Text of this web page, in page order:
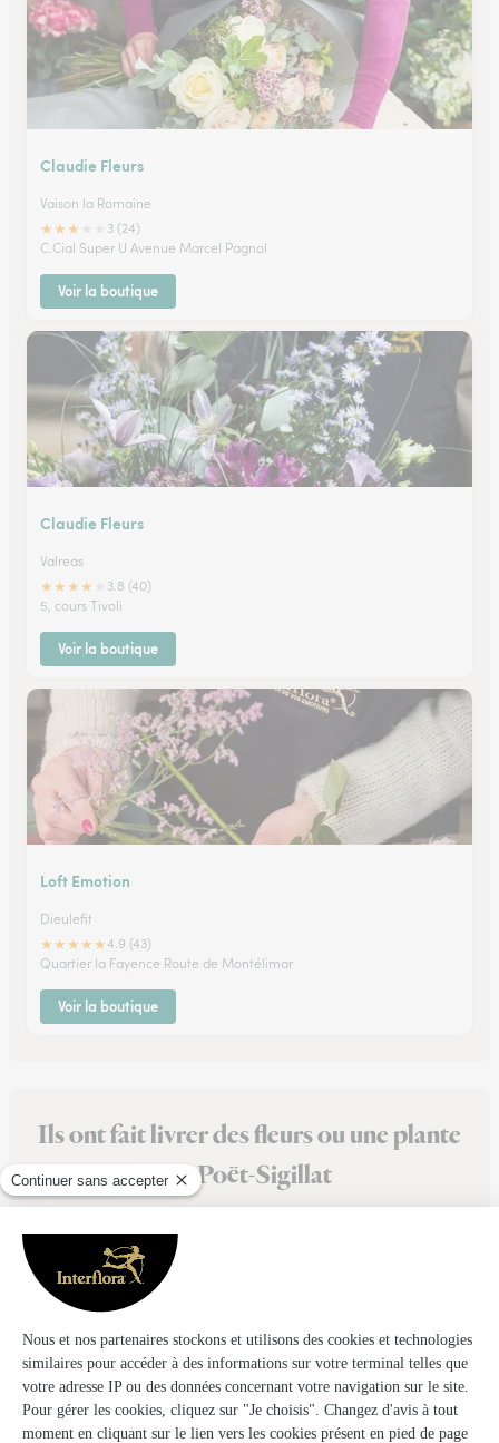
Claudie Fleurs
Vaison la Romaine
★★★
3 (24)
C.Cial Super U Avenue Marcel Pagnol
Voir la boutique
Claudie Fleurs
Valreas
★★★★
3.8 (40)
5, cours Tivoli
Voir la boutique
Loft Emotion
Dieulefit
★★★★★4.9 (43)
Quartier la Fayence Route de Montélimar
Voir la boutique
Ils ont fait livrer des fleurs ou une plante
au Poët-Sigillat
★ ★ ★
Livraison parfaite
une photo du bouquet que j'ai fait envoyer
26/03/2026